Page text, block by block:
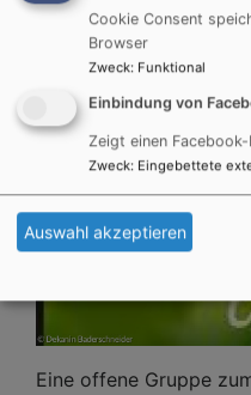
Gemeinsames Singen
Gemeindelebens.
TROST FINDEN -
FÜR
Eine offene Gruppe
Cookie Consent
Browser
Zweck: Funktional
Einbindung von
Zeigt einen Facebook-
Zweck: Eingebettete
Auswahl akzeptieren